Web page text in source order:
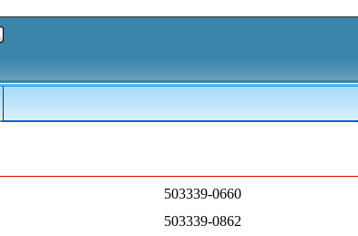
503339-0660
503339-0862